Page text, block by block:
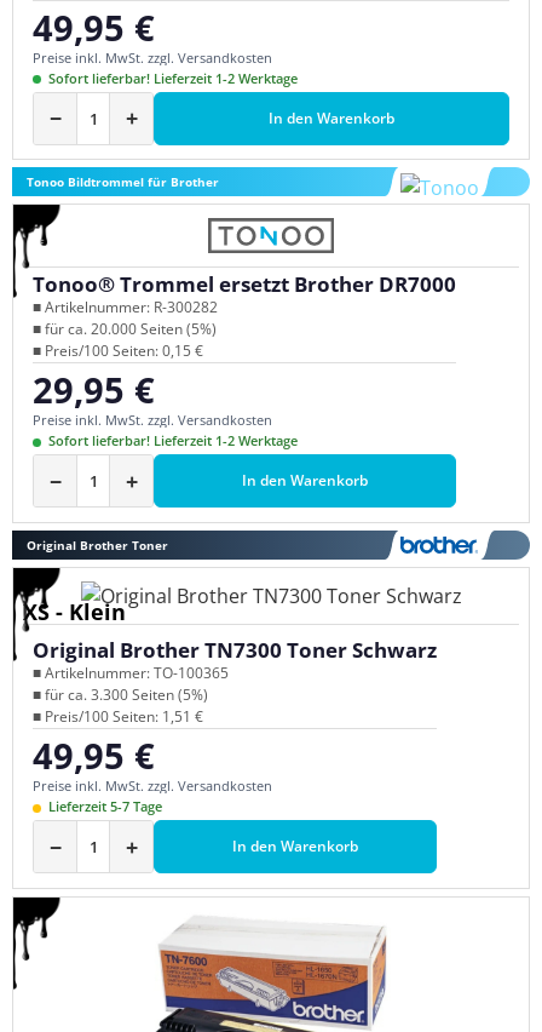
Regulärer Preis:
49,95 €
Preise inkl. MwSt. zzgl. Versandkosten
Sofort lieferbar! Lieferzeit 1-2 Werktage
− + In den Warenkorb
Tonoo Bildtrommel für Brother
Tonoo® Trommel ersetzt Brother DR7000
■ Artikelnummer: R-300282
■ für ca. 20.000 Seiten (5%)
■ Preis/100 Seiten: 0,15 €
Regulärer Preis:
29,95 €
Preise inkl. MwSt. zzgl. Versandkosten
Sofort lieferbar! Lieferzeit 1-2 Werktage
− + In den Warenkorb
Original Brother Toner
XS - Klein
Original Brother TN7300 Toner Schwarz
■ Artikelnummer: TO-100365
■ für ca. 3.300 Seiten (5%)
■ Preis/100 Seiten: 1,51 €
Regulärer Preis:
49,95 €
Preise inkl. MwSt. zzgl. Versandkosten
Lieferzeit 5-7 Tage
− + In den Warenkorb